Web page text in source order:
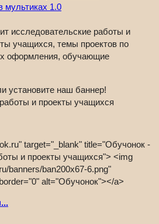
исследовательские работы и
учащихся, темы проектов по
оформления, обучающие
установите наш баннер!
target="_blank" title="Обучонок -
и проекты учащихся"> <img
banners/ban200x67-6.png"
alt="Обучонок"></a>